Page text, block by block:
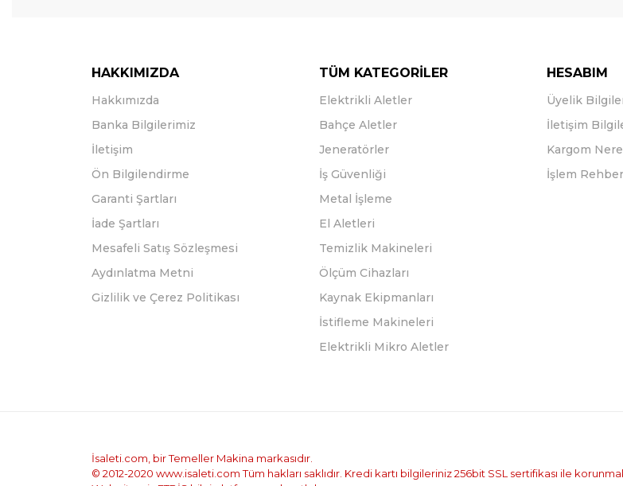
HAKKIMIZDA
Hakkımızda
Banka Bilgilerimiz
İletişim
Ön Bilgilendirme
Garanti Şartları
İade Şartları
Mesafeli Satış Sözleşmesi
Aydınlatma Metni
Gizlilik ve Çerez Politikası
TÜM KATEGORİLER
Elektrikli Aletler
Bahçe Aletler
Jeneratörler
İş Güvenliği
Metal İşleme
El Aletleri
Temizlik Makineleri
Ölçüm Cihazları
Kaynak Ekipmanları
İstifleme Makineleri
Elektrikli Mikro Aletler
HESABIM
Üyelik
İletişim
Kargom
İşlem
İsaleti.com, bir Temeller Makina markasıdır.
© 2012-2020 www.isaleti.com Tüm hakları saklıdır. Kredi kartı bilgileriniz 256bit SSL sertifikası ile